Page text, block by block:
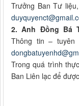
Trưởng Ban Tư
2. Anh Đồng Bá
Thông tin – tuyên
Trong quá trình
Ban Liên lạc để